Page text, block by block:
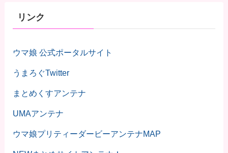
リンク
ウマ娘 公式ポータルサイト
うまろぐTwitter
まとめくすアンテナ
UMAアンテナ
ウマ娘プリティーダービーアンテナMAP